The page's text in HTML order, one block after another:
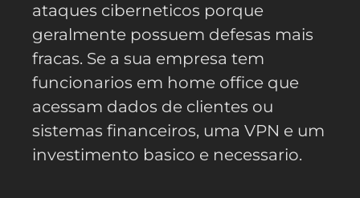
ataques ciberneticos porque
geralmente possuem defesas mais
fracas. Se a sua empresa tem
funcionarios em home office que
acessam dados de clientes ou
sistemas financeiros, uma VPN e um
investimento basico e necessario.